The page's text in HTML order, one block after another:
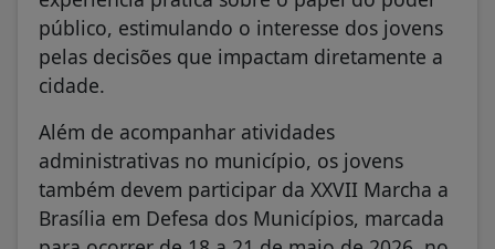
público, estimulando o interesse dos jovens
pelas decisões que impactam diretamente a
cidade.
Além de acompanhar atividades
administrativas no município, os jovens
também devem participar da XXVII Marcha a
Brasília em Defesa dos Municípios, marcada